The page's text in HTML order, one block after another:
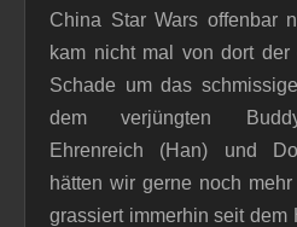
China Star Wars offenbar
kam nicht mal von dort der
Schade um das
dem verjüngten
Ehrenreich (Han) und
hätten wir gerne noch
grassiert immerhin seit dem